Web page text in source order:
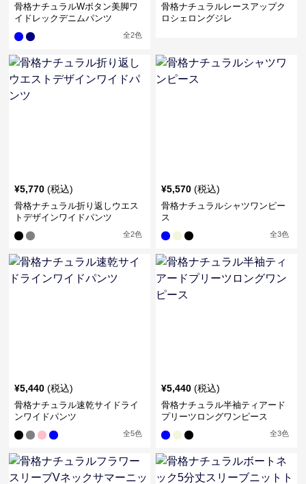
骨格ナチュラルWボタン美脚ワ
イドレックデニムパンツ
全2色
骨格ナチュラルレースアップク
ロシェロングジレ
¥5,770 (税込)
骨格ナチュラル折り返しウエス
トデザインワイドパンツ
全2色
¥5,570 (税込)
骨格ナチュラルシャツワンピー
ス
全3色
¥5,440 (税込)
骨格ナチュラル速乾サイドライ
ンワイドパンツ
全5色
¥5,440 (税込)
骨格ナチュラル半袖ティアード
プリーツロングワンピース
全3色